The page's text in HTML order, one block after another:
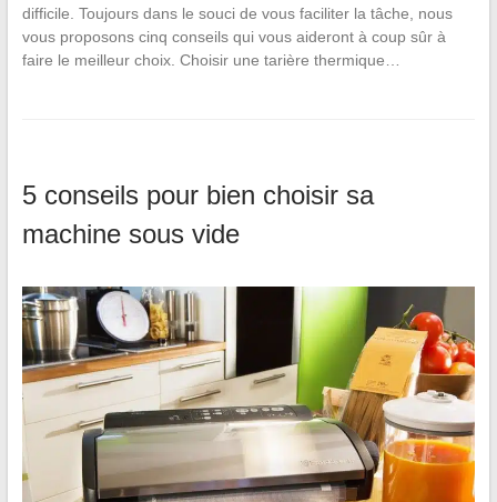
difficile. Toujours dans le souci de vous faciliter la tâche, nous
vous proposons cinq conseils qui vous aideront à coup sûr à
faire le meilleur choix. Choisir une tarière thermique…
5 conseils pour bien choisir sa
machine sous vide